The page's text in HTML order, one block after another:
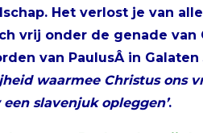
Het verlost je van
vrij onder de genade van
van PaulusÂ in Galaten
waarmee Christus ons
slavenjuk opleggen’.